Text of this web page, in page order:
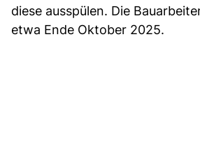
diese ausspülen. Die
etwa Ende Oktober 2025.